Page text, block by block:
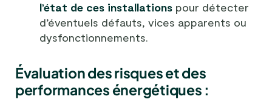
l’état de ces installations pour détecter
d’éventuels défauts, vices apparents ou
dysfonctionnements.
Évaluation des risques et des
performances énergétiques :